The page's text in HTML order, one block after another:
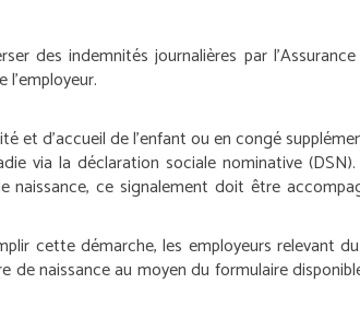
des indemnités journalières par
d’accueil de l’enfant ou en congé
via la déclaration sociale nominative
ce signalement doit être
cette démarche, les employeurs relevant
naissance au moyen du formulaire